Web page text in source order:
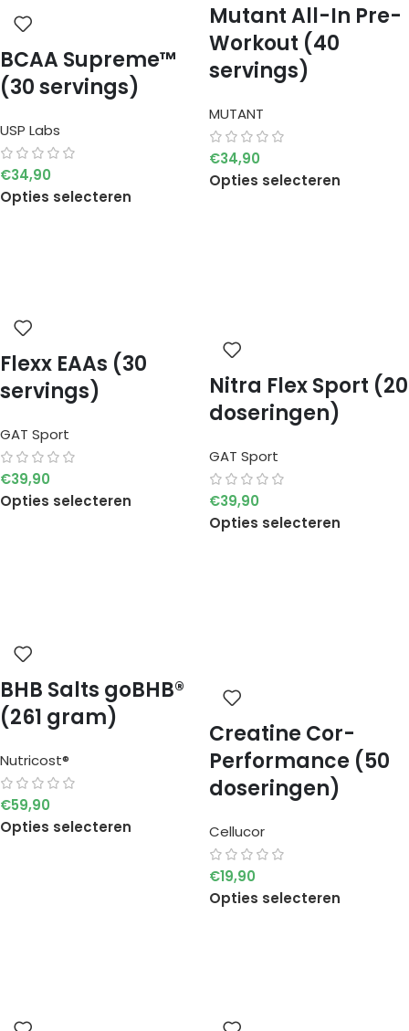
BCAA Supreme™
(30 servings)
USP Labs
€34,90
Opties selecteren
Mutant All-In Pre-
Workout (40
servings)
MUTANT
€34,90
Opties selecteren
Flexx EAAs (30
servings)
GAT Sport
€39,90
Opties selecteren
Nitra Flex Sport (20
doseringen)
GAT Sport
€39,90
Opties selecteren
BHB Salts goBHB®
(261 gram)
Nutricost®
€59,90
Opties selecteren
Creatine Cor-
Performance (50
doseringen)
Cellucor
€19,90
Opties selecteren